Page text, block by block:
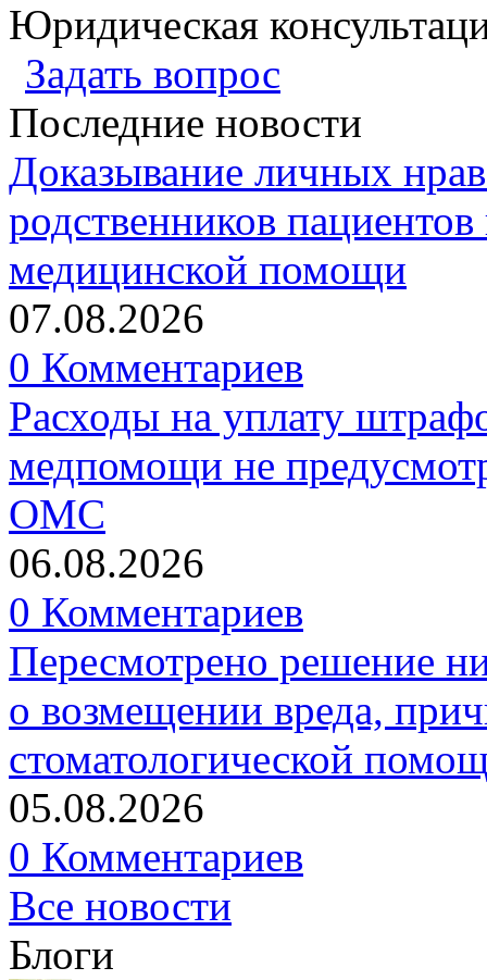
Юридическая
Задать вопрос
Последние новости
Доказывание личных
родственников
медицинской помощи
07.08.2026
0 Комментариев
Расходы на уплату
медпомощи не
ОМС
06.08.2026
0 Комментариев
Пересмотрено решение
о возмещении вреда,
стоматологической
05.08.2026
0 Комментариев
Все новости
Блоги